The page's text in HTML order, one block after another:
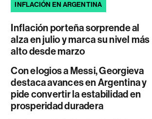
INFLACIÓN EN ARGENTINA
Inflación porteña sorprende al
alza en julio y marca su nivel más
alto desde marzo
Con elogios a Messi, Georgieva
destaca avances en Argentina y
pide convertir la estabilidad en
prosperidad duradera